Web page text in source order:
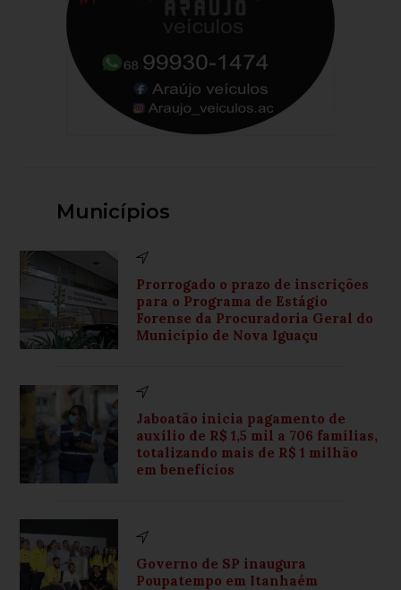
Municípios
Prorrogado o prazo de inscrições
para o Programa de Estágio
Forense da Procuradoria Geral do
Município de Nova Iguaçu
Jaboatão inicia pagamento de
auxílio de R$ 1,5 mil a 706 famílias,
totalizando mais de R$ 1 milhão
em benefícios
Governo de SP inaugura
Poupatempo em Itanhaém